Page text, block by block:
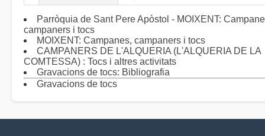
Parròquia de Sant Pere Apòstol - MOIXENT:
campaners i tocs
MOIXENT: Campanes, campaners i tocs
CAMPANERS DE L'ALQUERIA (L'ALQUERIA DE LA
COMTESSA) : Tocs i altres activitats
Gravacions de tocs: Bibliografia
Gravacions de tocs